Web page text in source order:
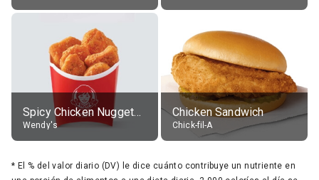
Spicy Chicken Nuggets, without sauce
Wendy's
Chicken Sandwich
Chick-fil-A
* El % del valor diario (DV) le dice cuánto contribuye un nutriente en